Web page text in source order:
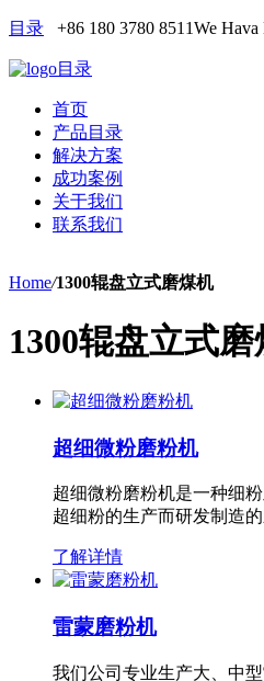
目录 +86 180 3780 8511We Hava
目录
首页
产品目录
解决方案
成功案例
关于我们
联系我们
Home/1300辊盘立式磨煤机
1300辊盘立式
超细微粉磨粉机
超细微粉磨粉机是一种细
超细粉的生产而研发制造
了解详情
雷蒙磨粉机
我们公司专业生产大、中